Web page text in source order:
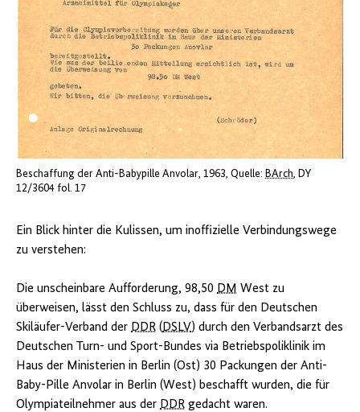
Beschaffung der Anti-Babypille Anvolar, 1963 Quelle: BArch, DY
12/3604 fol. 17
Ein Blick hinter die Kulissen, um inoffizielle Verbindungswege
zu verstehen:
Die unscheinbare Aufforderung, 98,50 DM West zu
überweisen, lässt den Schluss zu, dass für den Deutschen
Skiläufer-Verband der DDR (DSLV) durch den Verbandsarzt des
Deutschen Turn- und Sport-Bundes via Betriebspoliklinik im
Haus der Ministerien in Berlin (Ost) 30 Packungen der Anti-
Baby-Pille Anvolar in Berlin (West) beschafft wurden, die für
Olympiateilnehmer aus der DDR gedacht waren.